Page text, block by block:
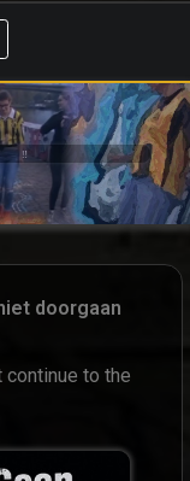
‼️
doorgaan
continue to the